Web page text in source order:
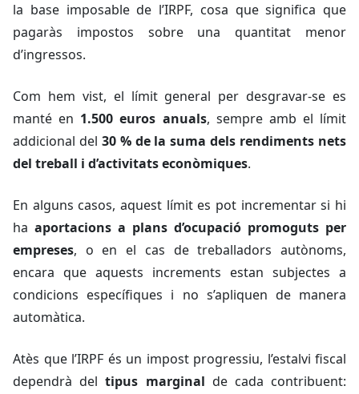
la base imposable de l’IRPF, cosa que significa que
pagaràs impostos sobre una quantitat menor
d’ingressos.
Com hem vist, el límit general per desgravar-se es
manté en 1.500 euros anuals, sempre amb el límit
addicional del 30 % de la suma dels rendiments nets
del treball i d’activitats econòmiques.
En alguns casos, aquest límit es pot incrementar si hi
ha aportacions a plans d’ocupació promoguts per
empreses, o en el cas de treballadors autònoms,
encara que aquests increments estan subjectes a
condicions específiques i no s’apliquen de manera
automàtica.
Atès que l’IRPF és un impost progressiu, l’estalvi fiscal
dependrà deltipus marginal de cada contribuent: